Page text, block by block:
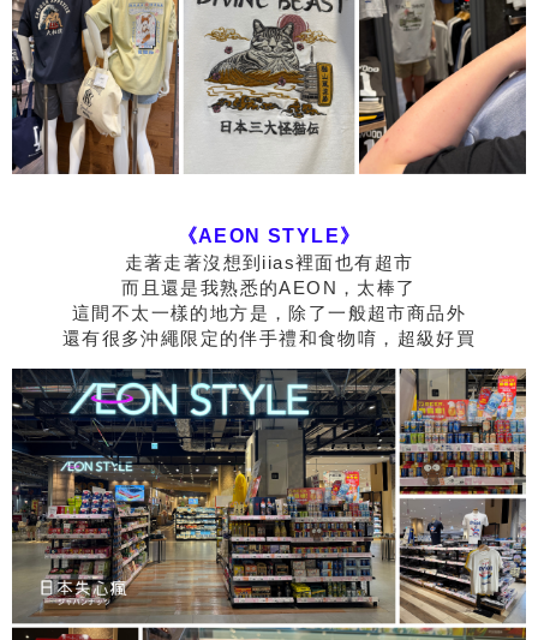
《AEON STYLE》
走著走著沒想到iias裡面也有超市
而且還是我熟悉的AEON，太棒了
這間不太一樣的地方是，除了一般超市商品外
還有很多沖繩限定的伴手禮和食物唷，超級好買